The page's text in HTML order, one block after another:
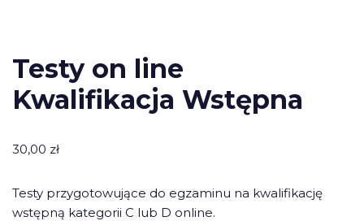
Testy on line
Kwalifikacja Wstępna
30,00 zł
Testy przygotowujące do egzaminu na kwalifikację
wstępną kategorii C lub D online.